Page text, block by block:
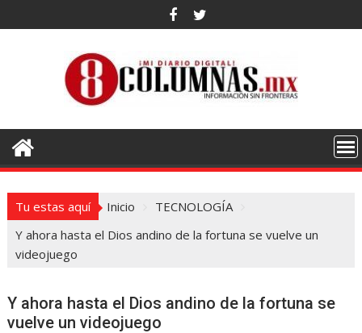
al
Tu estas aquí Inicio
TECNOLOGÍA
Y ahora hasta el Dios andino de la fortuna se vuelve un
videojuego
Y ahora hasta el Dios andino de la fortuna se
vuelve un videojuego